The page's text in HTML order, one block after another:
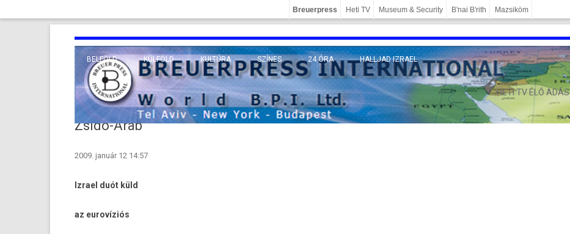
Breuerpress Heti TV Museum & Security B'nai B'rith Mazsiköm
BELFÖLD KÜLFÖLD
EURÓPA
KÖZEL-KELET
TENGERENTÚL
KULTÚRA
TUDOMÁNY
VALLÁS
SZÍNES 24 ÓRA HALLJAD IZRAEL
HETI TV ÉLŐ ADÁS
Zsidó-Arab
2009. január 12 14:57
Iz­rael duót küld
az eurovíziós